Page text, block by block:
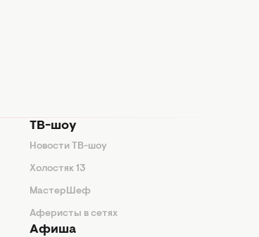
ТВ-шоу
Новости ТВ-шоу
Холостяк 13
МастерШеф
Аферисты в сетях
Афиша